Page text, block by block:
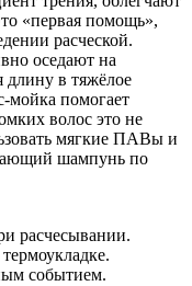
«первая помощь»,
расческой.
оседают на
длину в тяжёлое
помогает
волос это не
мягкие ПАВы и
шампунь по
расчесывании.
событием.